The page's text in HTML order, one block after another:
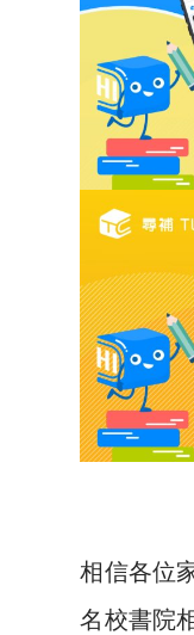
相信各位
名校書院